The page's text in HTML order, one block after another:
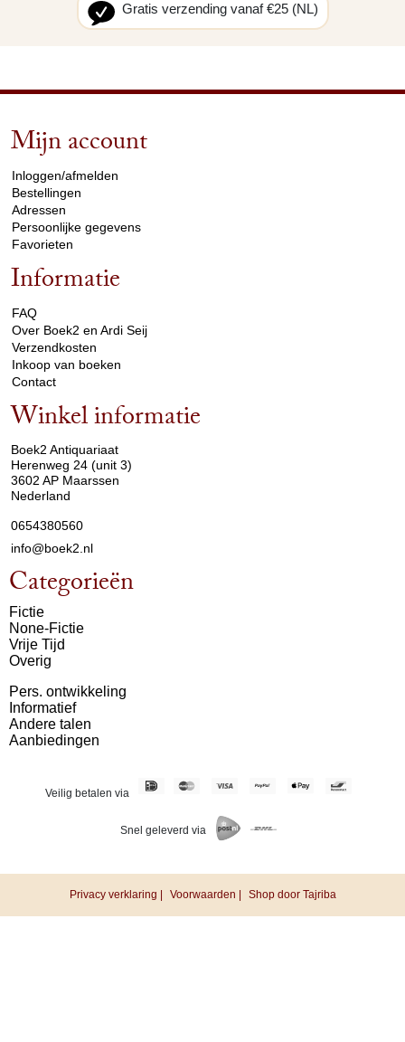
Gratis verzending vanaf €25 (NL)
Mijn account
Inloggen/afmelden
Bestellingen
Adressen
Persoonlijke gegevens
Favorieten
Informatie
FAQ
Over Boek2 en Ardi Seij
Verzendkosten
Inkoop van boeken
Contact
Winkel informatie
Boek2 Antiquariaat
Herenweg 24 (unit 3)
3602 AP Maarssen
Nederland
0654380560
info@boek2.nl
Categorieën
Fictie
None-Fictie
Vrije Tijd
Overig
Pers. ontwikkeling
Informatief
Andere talen
Aanbiedingen
Veilig betalen via
Snel geleverd via
Privacy verklaring | Voorwaarden | Shop door Tajriba